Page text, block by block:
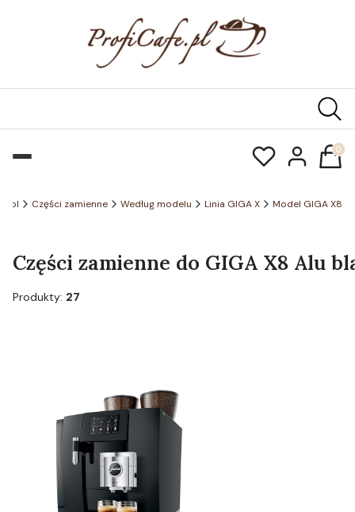
Części zamienne Według modelu Linia GIGA X Model GIGA X8
Części zamienne do GIGA X8 Alu
Produkty: 27